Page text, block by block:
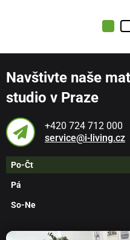
Navštivte naše
studio v Praze
+420 724 712 000
service@i-living.cz
Po-Čt
Pá
So-Ne